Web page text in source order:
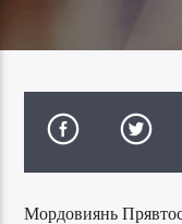
Мордовиянь